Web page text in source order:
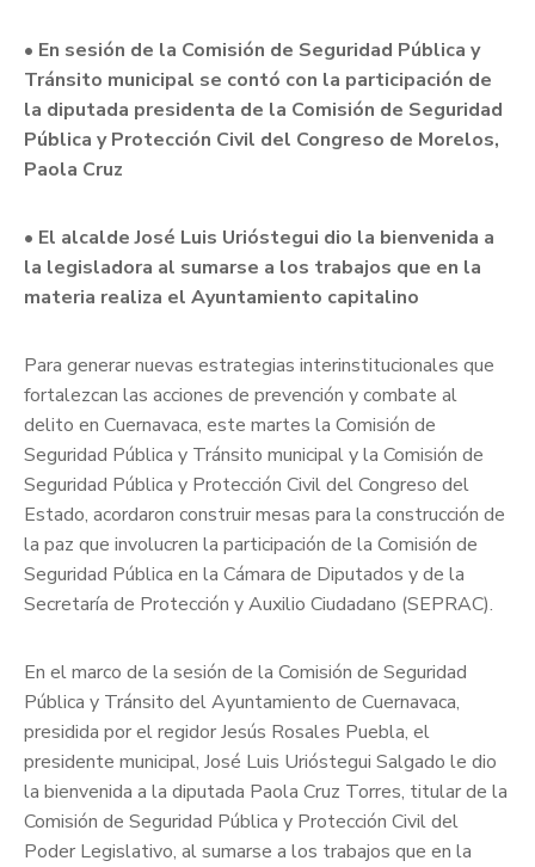
• En sesión de la Comisión de Seguridad Pública y
Tránsito municipal se contó con la participación de
la diputada presidenta de la Comisión de Seguridad
Pública y Protección Civil del Congreso de Morelos,
Paola Cruz
• El alcalde José Luis Urióstegui dio la bienvenida a
la legisladora al sumarse a los trabajos que en la
materia realiza el Ayuntamiento capitalino
Para generar nuevas estrategias interinstitucionales que
fortalezcan las acciones de prevención y combate al
delito en Cuernavaca, este martes la Comisión de
Seguridad Pública y Tránsito municipal y la Comisión de
Seguridad Pública y Protección Civil del Congreso del
Estado, acordaron construir mesas para la construcción de
la paz que involucren la participación de la Comisión de
Seguridad Pública en la Cámara de Diputados y de la
Secretaría de Protección y Auxilio Ciudadano (SEPRAC).
En el marco de la sesión de la Comisión de Seguridad
Pública y Tránsito del Ayuntamiento de Cuernavaca,
presidida por el regidor Jesús Rosales Puebla, el
presidente municipal, José Luis Urióstegui Salgado le dio
la bienvenida a la diputada Paola Cruz Torres, titular de la
Comisión de Seguridad Pública y Protección Civil del
Poder Legislativo, al sumarse a los trabajos que en la